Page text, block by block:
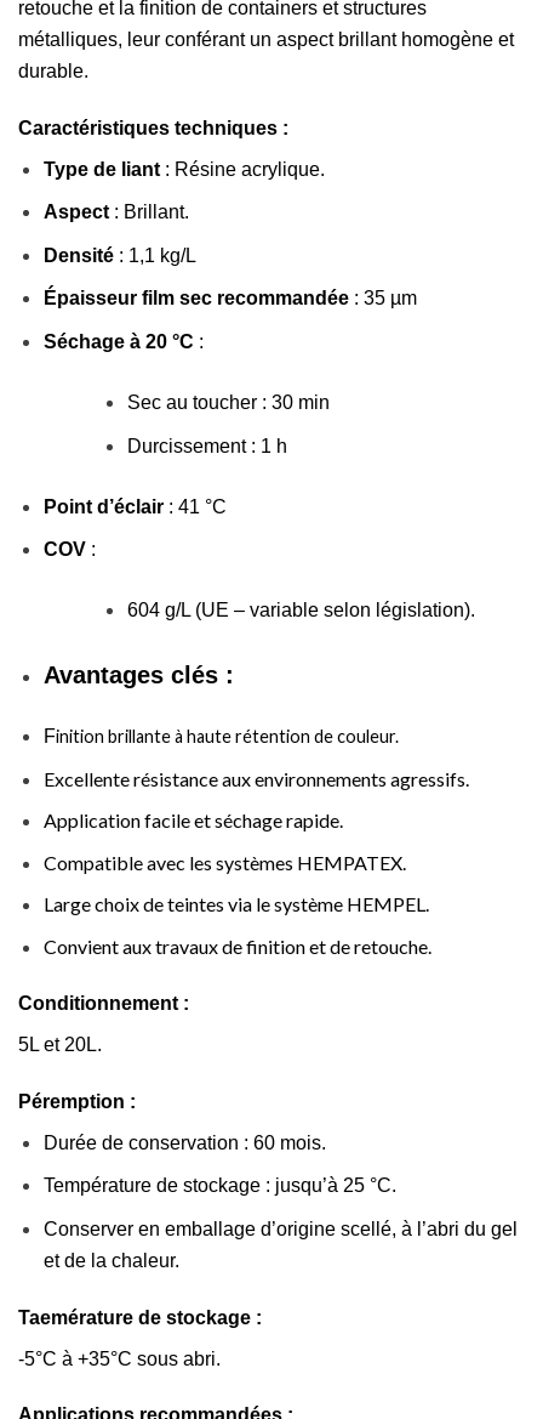
retouche et la finition de containers et structures
métalliques, leur conférant un aspect brillant homogène et
durable.
Caractéristiques techniques :
Type de liant: Résine acrylique.
Aspect: Brillant.
Densité: 1,1 kg/L
Épaisseur film sec recommandée: 35 µm
Séchage à 20 °C :
Sec au toucher : 30 min
Durcissement : 1 h
Point d’éclair: 41 °C
COV:
604 g/L (UE – variable selon législation).
Avantages clés :
Finition brillante à haute rétention de couleur.
Excellente résistance aux environnements agressifs.
Application facile et séchage rapide.
Compatible avec les systèmes HEMPATEX.
Large choix de teintes via le système HEMPEL.
Convient aux travaux de finition et de retouche.
Conditionnement :
5L et 20L.
Péremption :
Durée de conservation : 60 mois.
Température de stockage : jusqu’à 25 °C.
Conserver en emballage d’origine scellé, à l’abri du gel
et de la chaleur.
Taemérature de stockage :
-5°C à +35°C sous abri.